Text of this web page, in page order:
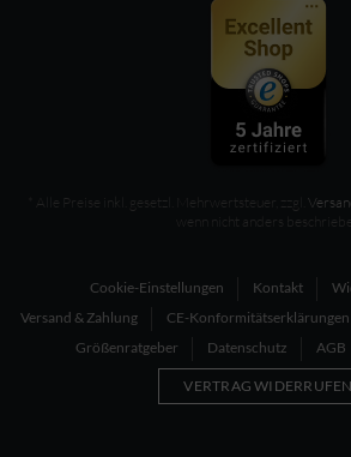
* Alle Preise inkl. gesetzl. Mehrwertsteuer, zzgl.
wenn nicht anders beschrieben
Cookie-Einstellungen Kontakt
Versand & Zahlung
CE-Konformitätserklärungen
Größenratgeber
Datenschutz AGB
VERTRAG WIDERRUFEN